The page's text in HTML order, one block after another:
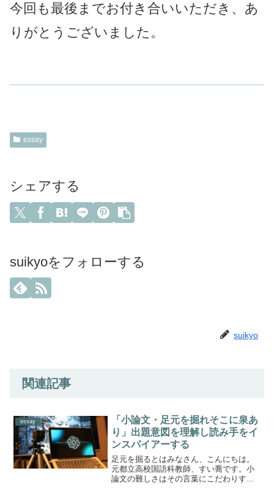
今回も最後までお付き合いいただき、あ
りがとうございました。
essay
シェアする
suikyoをフォローする
suikyo
関連記事
essay
「小論文・足元を掘れそこに泉あ
り」出題意図を理解し読み手をイ
ンスパイアーする
足元を掘るとはみなさん、こんにちは。
元都立高校国語科教師、すい喬です。小
論文の難しさはその言葉にこだわりすぎ